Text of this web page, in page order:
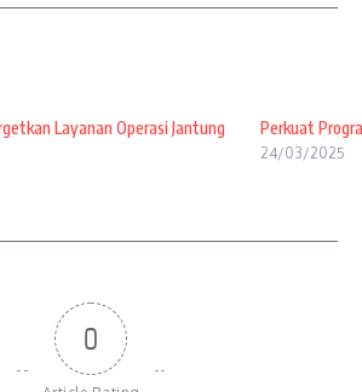
Layanan Operasi Jantung
Perkuat
24/03/2025
0